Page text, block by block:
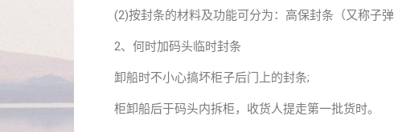
(2)按封条的材料及功能可分为：高保封条（又称子
2、何时加码头临时封条
卸船时不小心搞坏柜子后门上的封条;
柜卸船后于码头内拆柜，收货人提走第一批货时。